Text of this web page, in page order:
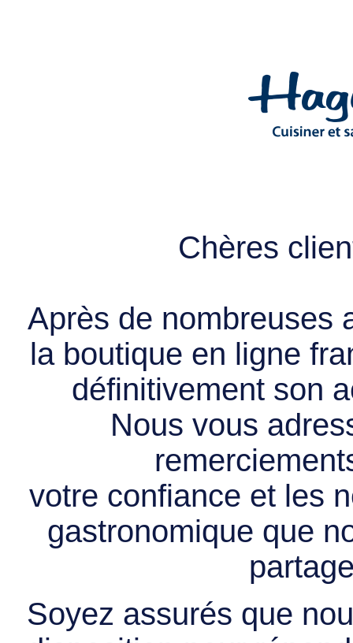
Chères
Après de nombreuses
la boutique en ligne
définitivement son
Nous vous
votre confiance et les
gastronomique que
Soyez assurés que